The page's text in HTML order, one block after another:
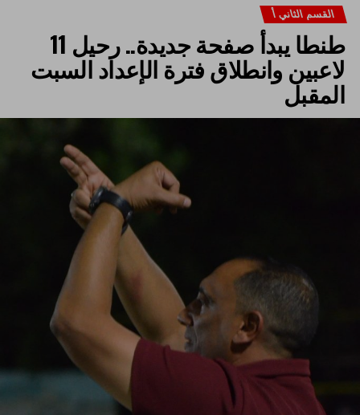
القسم الثاني أ
طنطا يبدأ صفحة جديدة.. رحيل 11
لاعبين وانطلاق فترة الإعداد السبت
المقبل